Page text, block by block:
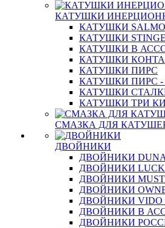
КАТУШКИ
КАТУШКИ SALMO
КАТУШКИ
КАТУШКИ В
КАТУШКИ
КАТУШКИ ПИРС
КАТУШКИ ПИРС -
КАТУШКИ
КАТУШКИ ТРИ
СМАЗКА ДЛЯ
ДВОЙНИКИ
ДВОЙНИКИ
ДВОЙНИКИ
ДВОЙНИКИ
ДВОЙНИКИ
ДВОЙНИКИ VIDO
ДВОЙНИКИ В
ДВОЙНИКИ